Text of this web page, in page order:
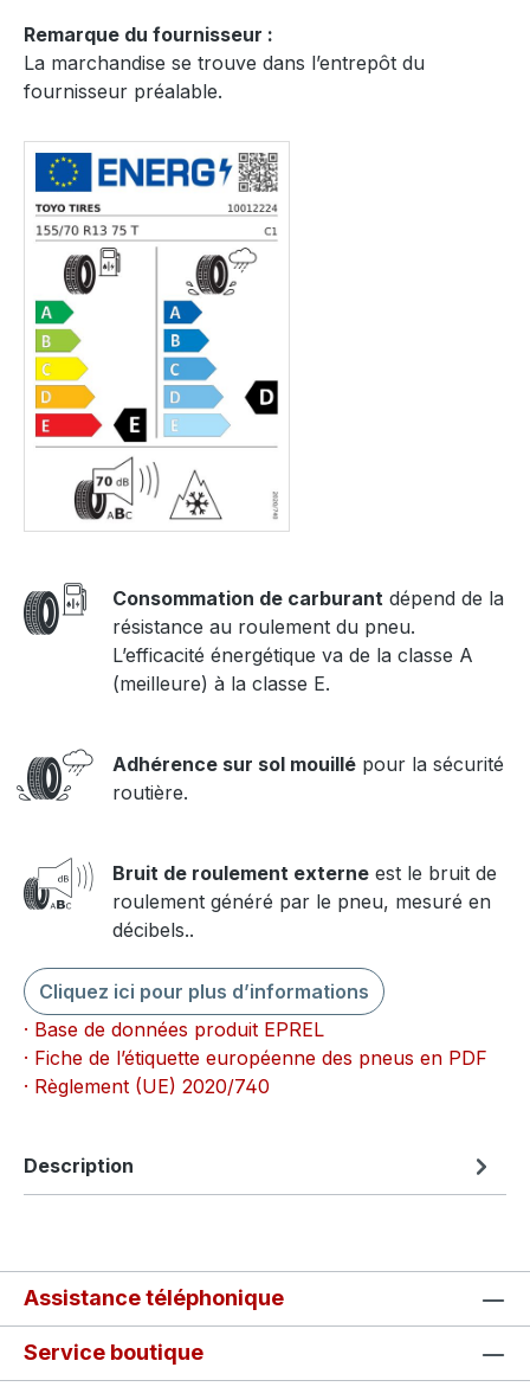
Remarque du fournisseur :
La marchandise se trouve dans l’entrepôt du
fournisseur préalable.
Consommation de carburant dépend de la
résistance au roulement du pneu.
L’efficacité énergétique va de la classe A
(meilleure) à la classe E.
Adhérence sur sol mouillé pour la sécurité
routière.
Bruit de roulement externe est le bruit de
roulement généré par le pneu, mesuré en
décibels..
Cliquez ici pour plus d’informations
· Base de données produit EPREL
· Fiche de l’étiquette européenne des pneus en PDF
· Règlement (UE) 2020/740
Description
Assistance téléphonique
Service boutique